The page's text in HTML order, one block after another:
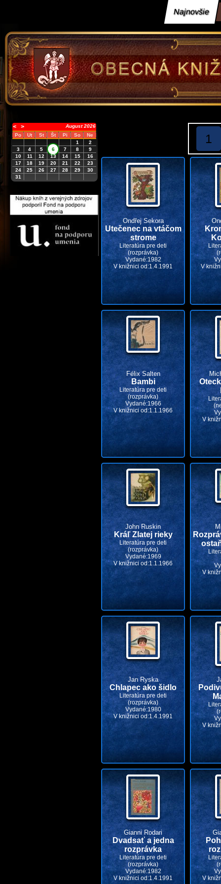
Najnovšie
< >
August 2026
Po
Ut St Št Pi So
Ne
1
2
3
4 5 6 7 8
9
10
11 12 13 14 15
16
17
18 19 20 21 22
23
24
25 26 27 28 29
30
31
1
Ondřej Sekora
Utečenec na vtáčom
strome
Literatúra pre deti
(rozprávka)
Vydané:1982
V knižnici od:1.4.1991
V
Félix Salten
Bambi
Literatúra pre deti
(rozprávka)
Vydané:1966
V knižnici od:1.1.1966
V
John Ruskin
Kráľ Zlatej rieky
Literatúra pre deti
(rozprávka)
Vydané:1969
V knižnici od:1.1.1966
V
Jan Ryska
Chlapec ako šidlo
Literatúra pre deti
(rozprávka)
Vydané:1980
V knižnici od:1.4.1991
V
Gianni Rodari
Dvadsať a jedna
rozprávka
Literatúra pre deti
(rozprávka)
Vydané:1982
V knižnici od:1.4.1991
V